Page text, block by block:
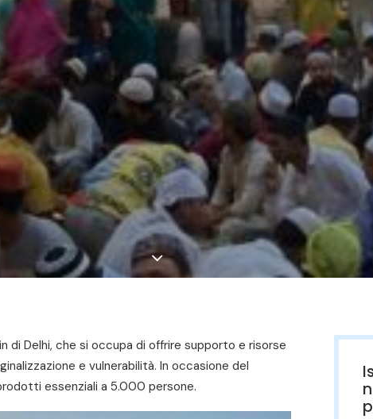
Delhi, che si occupa di offrire supporto e risorse
e vulnerabilità. In occasione del
essenziali a 5.000 persone.